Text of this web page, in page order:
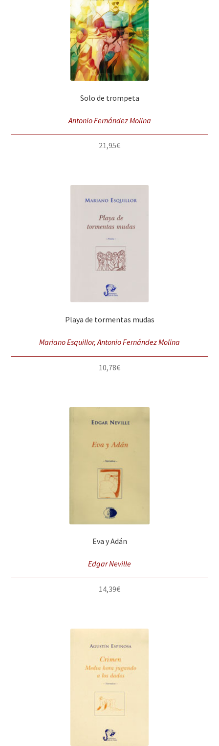
Solo de trompeta
Antonio Fernández Molina
21,95€
Playa de tormentas mudas
Mariano Esquillor, Antonio Fernández Molina
10,78€
Eva y Adán
Edgar Neville
14,39€